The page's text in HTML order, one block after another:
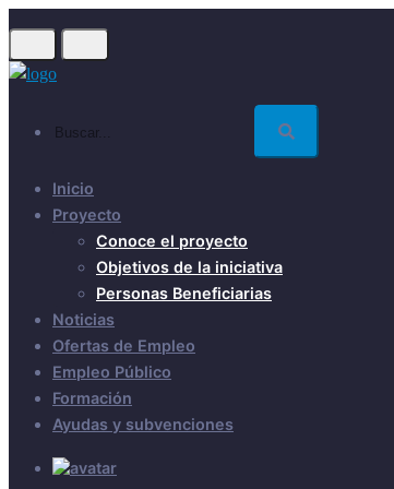
main
Inicio
Proyecto
Conoce el proyecto
Objetivos de la iniciativa
Personas Beneficiarias
Noticias
Ofertas de Empleo
Empleo Público
Formación
Ayudas y subvenciones